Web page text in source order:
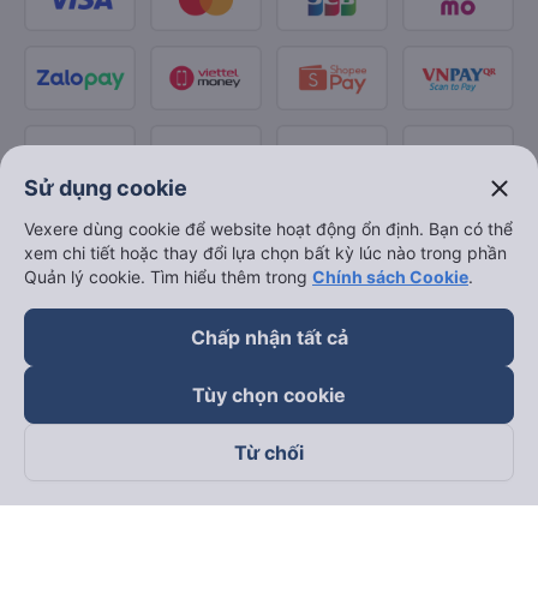
Theo dõi chúng tôi trên
Sử dụng cookie close
Vexere dùng cookie để website hoạt động ổn định. Bạn có thể
xem chi tiết hoặc thay đổi lựa chọn bất kỳ lúc nào trong phần
Quản lý cookie. Tìm hiểu thêm trong Chính sách Cookie.
Chấp nhận tất cả
Tùy chọn cookie
Từ chối